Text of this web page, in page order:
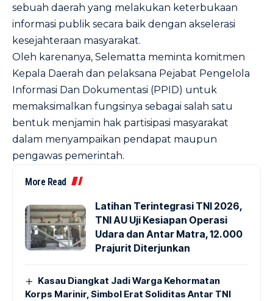
sebuah daerah yang melakukan keterbukaan
informasi publik secara baik dengan akselerasi
kesejahteraan masyarakat.
Oleh karenanya, Selematta meminta komitmen
Kepala Daerah dan pelaksana Pejabat Pengelola
Informasi Dan Dokumentasi (PPID) untuk
memaksimalkan fungsinya sebagai salah satu
bentuk menjamin hak partisipasi masyarakat
dalam menyampaikan pendapat maupun
pengawas pemerintah.
More Read
Latihan Terintegrasi TNI 2026,
TNI AU Uji Kesiapan Operasi
Udara dan Antar Matra, 12.000
Prajurit Diterjunkan
Kasau Diangkat Jadi Warga Kehormatan
Korps Marinir, Simbol Erat Soliditas Antar TNI